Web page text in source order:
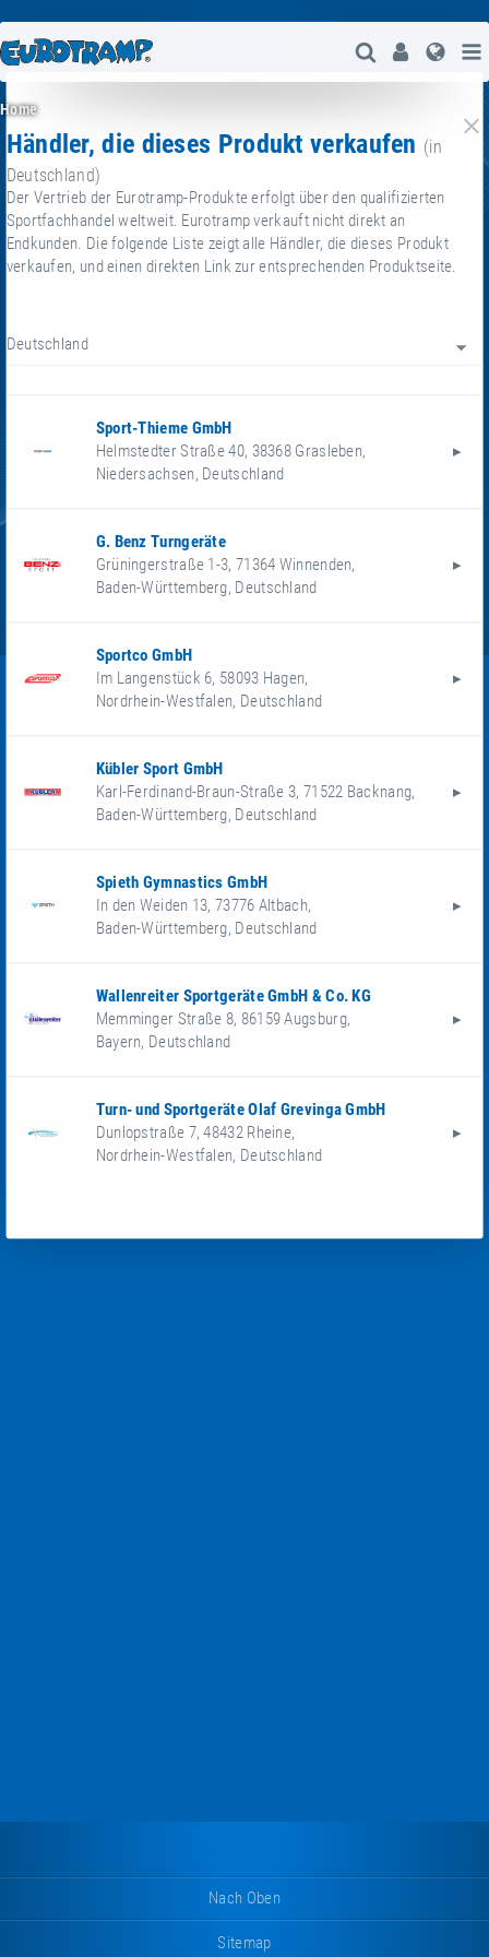
Suche
User
Home
Händler, die dieses Produkt verkaufen (in
Deutschland)
Der Vertrieb der Eurotramp-Produkte erfolgt über den qualifizierten
Sportfachhandel weltweit. Eurotramp verkauft nicht direkt an
Endkunden. Die folgende Liste zeigt alle Händler, die dieses Produkt
verkaufen, und einen direkten Link zur entsprechenden Produktseite.
Deutschland
Sport-Thieme GmbH
Helmstedter Straße 40, 38368 Grasleben,
Niedersachsen, Deutschland
G. Benz Turngeräte
Grüningerstraße 1-3, 71364 Winnenden,
Baden-Württemberg, Deutschland
Sportco GmbH
Im Langenstück 6, 58093 Hagen,
Nordrhein-Westfalen, Deutschland
Kübler Sport GmbH
Karl-Ferdinand-Braun-Straße 3, 71522 Backnang,
Baden-Württemberg, Deutschland
Spieth Gymnastics GmbH
In den Weiden 13,73776 Altbach,
Baden-Württemberg, Deutschland
Wallenreiter Sportgeräte GmbH & Co. KG
Memminger Straße 8, 86159Augsburg,
Bayern, Deutschland
Turn- und Sportgeräte Olaf Grevinga GmbH
Dunlopstraße 7,48432 Rheine,
Nordrhein-Westfalen, Deutschland
Nach Oben
Sitemap